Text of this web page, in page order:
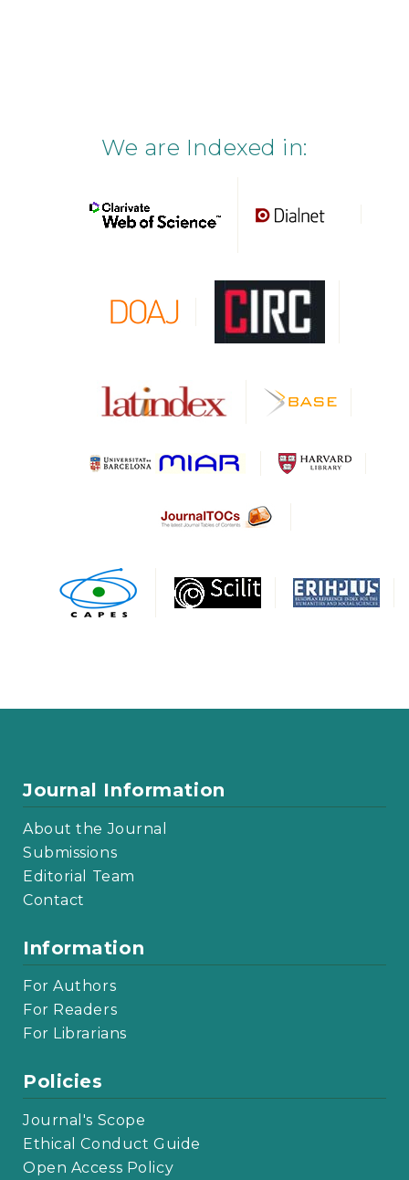
We are Indexed in:
Journal Information
About the Journal
Submissions
Editorial Team
Contact
Information
For Authors
For Readers
For Librarians
Policies
Journal's Scope
Ethical Conduct Guide
Open Access Policy